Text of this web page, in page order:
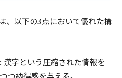
、以下の3点において優れた構
: 漢字という圧縮された情報を